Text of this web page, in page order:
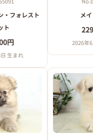
・フォレスト
ト
円
生まれ
メ
2026年